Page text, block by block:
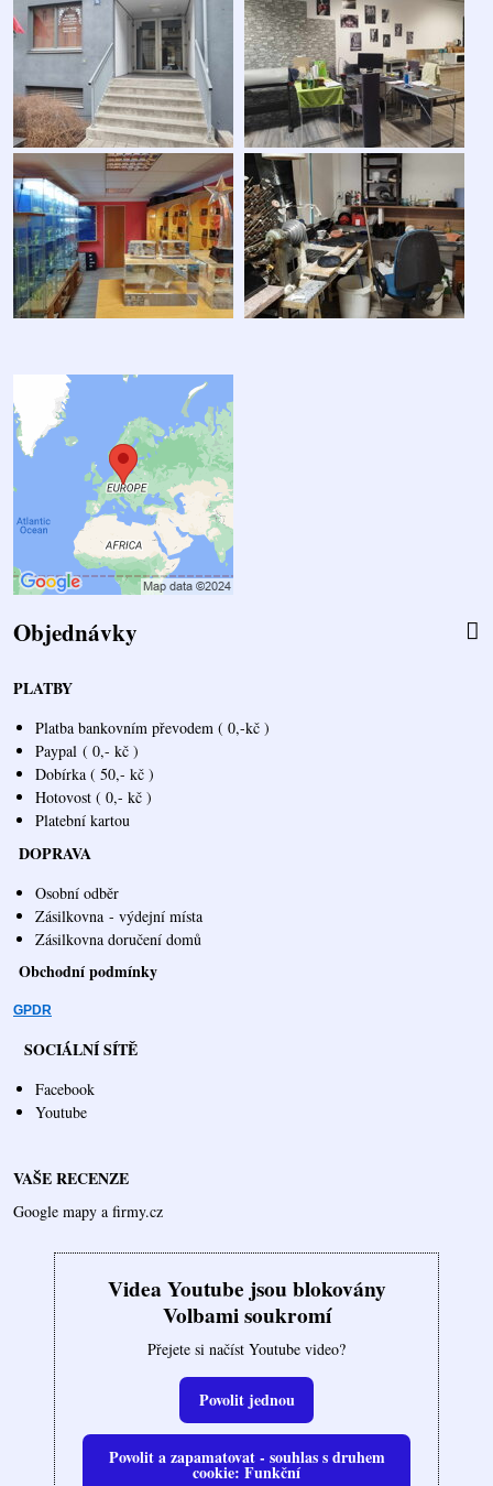
Objednávky
PLATBY
Platba bankovním převodem ( 0,-kč )
Paypal ( 0,- kč )
Dobírka ( 50,- kč )
Hotovost ( 0,- kč )
Platební kartou
DOPRAVA
Osobní odběr
Zásilkovna - výdejní místa
Zásilkovna doručení domů
Obchodní podmínky
GPDR
SOCIÁLNÍ SÍTĚ
Facebook
Youtube
VAŠE RECENZE
Google mapy a firmy.cz
Videa Youtube jsou blokovány
Volbami soukromí
Přejete si načíst Youtube video?
Povolit jednou
Povolit a zapamatovat - souhlas s druhem
cookie: Funkční